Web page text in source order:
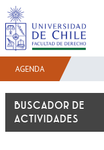
AGENDA